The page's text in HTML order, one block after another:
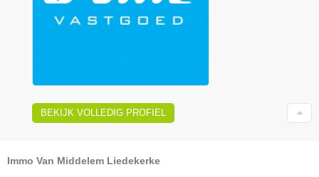
BEKIJK VOLLEDIG PROFIEL
Immo Van Middelem Liedekerke